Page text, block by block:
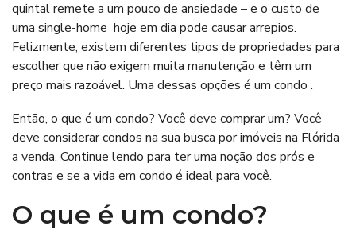
quintal remete a um pouco de ansiedade – e o custo de
uma single-home hoje em dia pode causar arrepios.
Felizmente, existem diferentes tipos de propriedades para
escolher que não exigem muita manutenção e têm um
preço mais razoável. Uma dessas opções é um condo .
Então, o que é um condo? Você deve comprar um? Você
deve considerar condos na sua busca por imóveis na Flórida
a venda. Continue lendo para ter uma noção dos prós e
contras e se a vida em condo é ideal para você.
O que é um condo?